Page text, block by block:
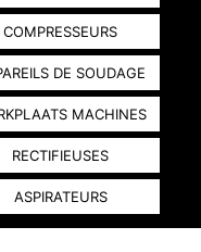
COMPRESSEURS
DE SOUDAGE
MACHINES
RECTIFIEUSES
ASPIRATEURS